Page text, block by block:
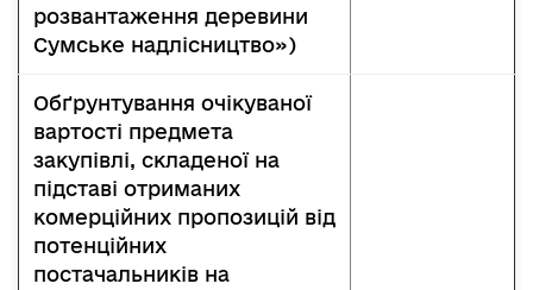
розвантаження деревини
Сумське надлісництво»)
Обґрунтування очікуваної
вартості предмета
закупівлі, складеної на
підставі отриманих
комерційних пропозицій від
потенційних
постачальників на